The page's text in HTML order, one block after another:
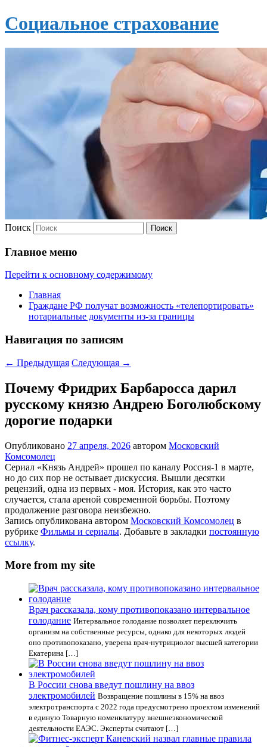
Социальное страхование
Поиск
Главное меню
Перейти к основному содержимому
Главная
Граждане РФ получат возможность «телепортировать»
нотариальные документы из-за границы
Навигация по записям
← Предыдущая Следующая →
Почему Фридрих Барбаросса дарил
русскому князю Андрею Боголюбскому
дорогие подарки
Опубликовано 27 апреля, 2026 автором Московский
Комсомолец
Сериал «Князь Андрей» прошел по каналу Россия-1 в марте,
но до сих пор не остывает дискуссия. Вышли десятки
рецензий, одна из первых - моя. История, как это часто
случается, стала ареной современной борьбы. Поэтому
продолжение разговора неизбежно.
Запись опубликована автором Московский Комсомолец в
рубрике Фильмы и сериалы. Добавьте в закладки постоянную
ссылку.
More from my site
Врач рассказала, кому противопоказано интервальное
голодание Интервальное голодание позволяет переключить
организм на собственные ресурсы, однако для некоторых людей
оно противопоказано, уверена врач-нутрициолог высшей категории
Екатерина […]
В России снова введут пошлину на ввоз
электромобилей Возвращение пошлины в 15% на ввоз
электротранспорта с 2022 года предусмотрено проектом изменений
в единую Товарную номенклатуру внешнеэкономической
деятельности ЕАЭС. Эксперты считают […]